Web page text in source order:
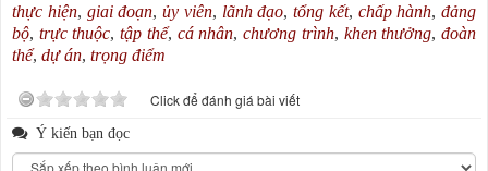
thực hiện, giai đoạn, ủy viên, lãnh đạo, tổng kết, chấp hành, đảng
bộ, trực thuộc,tập thể, cá nhân,chương trình, khen thưởng,đoàn
thể, dự án, trọng điểm
Click để đánh giá bài viết
Ý kiến bạn đọc